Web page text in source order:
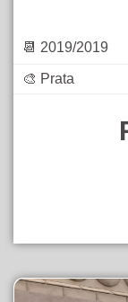
📆 2019/2019
🎨 Prata